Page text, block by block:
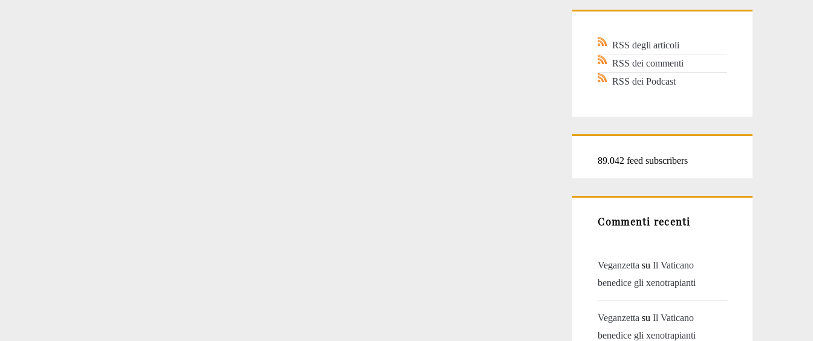
RSS degli articoli
RSS dei commenti
RSS dei Podcast
89.042 feed subscribers
Commenti recenti
Veganzetta suIl Vaticano
benedice gli xenotrapianti
Veganzetta suIl Vaticano
benedice gli xenotrapianti